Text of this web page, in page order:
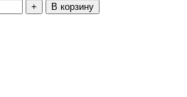
В корзину